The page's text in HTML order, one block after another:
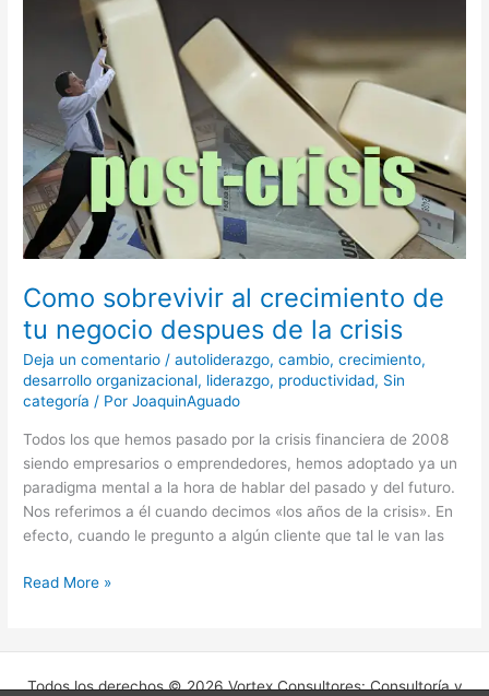
Como sobrevivir al crecimiento de
tu negocio despues de la crisis
Deja un comentario /autoliderazgo,cambio,crecimiento,
desarrollo organizacional, liderazgo, productividad, Sin
categoría / PorJoaquinAguado
Todos los que hemos pasado por la crisis financiera de 2008
siendo empresarios o emprendedores, hemos adoptado ya un
paradigma mental a la hora de hablar del pasado y del futuro.
Nos referimos a él cuando decimos «los años de la crisis». En
efecto, cuando le pregunto a algún cliente que tal le van las
crecimiento
negocio
despues
de
la
crisis
Read More »
Todos los derechos © 2026 Vortex Consultores: Consultoría y